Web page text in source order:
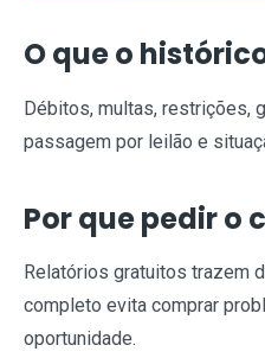
O que o
Débitos, multas, restrições,
passagem por leilão e
Por que pedir o
Relatórios gratuitos trazem
completo evita comprar
oportunidade.